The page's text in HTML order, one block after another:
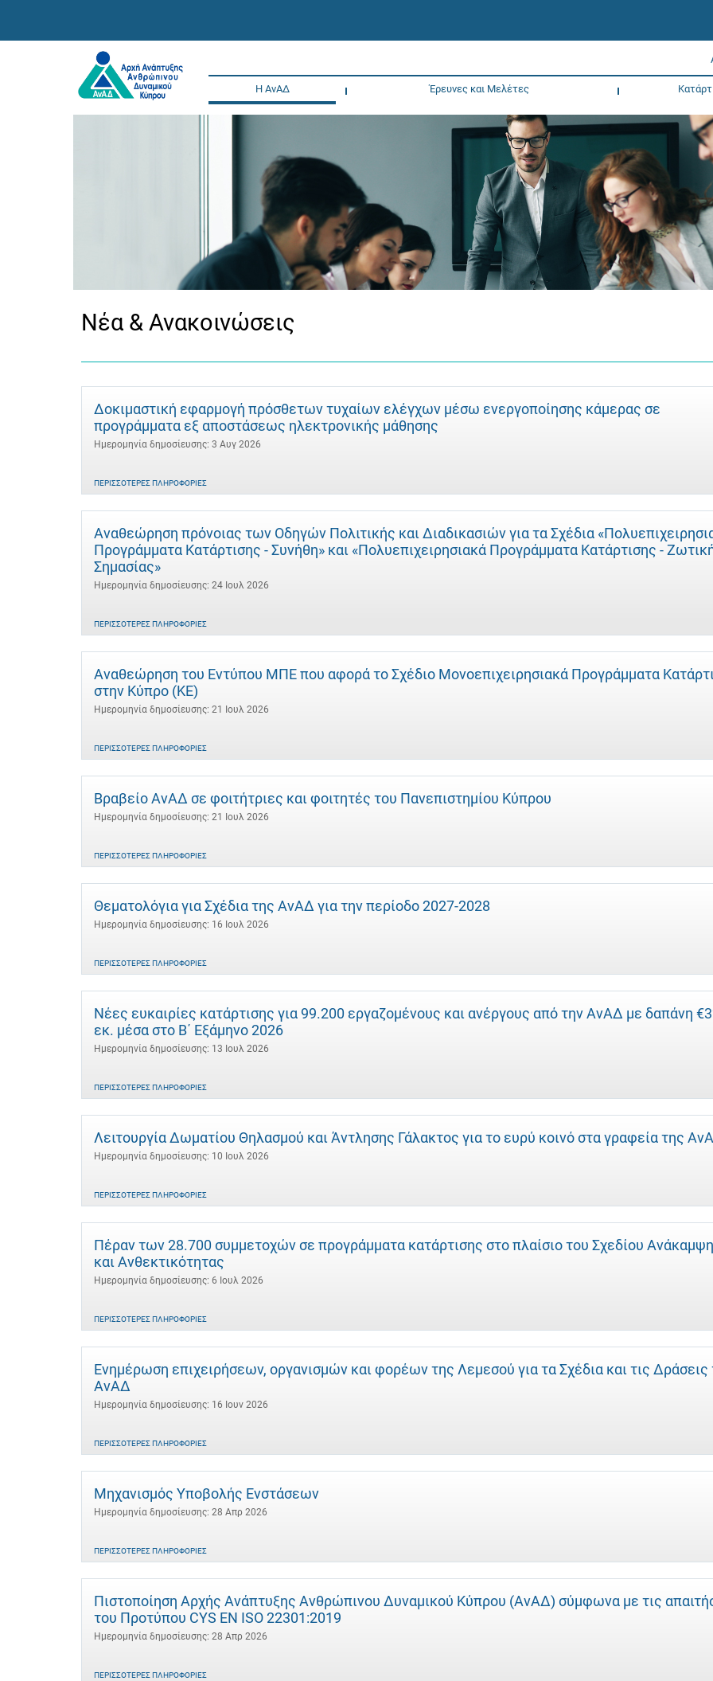
Η ΑνΑΔ Έρευνες και Μελέτες
Νέα & Ανακοινώσεις
Δοκιμαστική εφαρμογή πρόσθετων τυχαίων ελέγχων μέσω ενεργοποίησης κάμερας σε
προγράμματα εξ αποστάσεως ηλεκτρονικής μάθησης
Ημερομηνία δημοσίευσης: 3 Αυγ 2026
ΠΕΡΙΣΣΌΤΕΡΕΣ ΠΛΗΡΟΦΟΡΊΕΣ
Αναθεώρηση πρόνοιας των Οδηγών Πολιτικής και Διαδικασιών για τα Σχέδια
Προγράμματα Κατάρτισης - Συνήθη» και «Πολυεπιχειρησιακά Προγράμματα Κατάρτισης -
Σημασίας»
Ημερομηνία δημοσίευσης: 24 Ιουλ 2026
ΠΕΡΙΣΣΌΤΕΡΕΣ ΠΛΗΡΟΦΟΡΊΕΣ
Αναθεώρηση του Εντύπου ΜΠΕ που αφορά το Σχέδιο Μονοεπιχειρησιακά Προγράμματα
στην Κύπρο (ΚΕ)
Ημερομηνία δημοσίευσης: 21 Ιουλ 2026
ΠΕΡΙΣΣΌΤΕΡΕΣ ΠΛΗΡΟΦΟΡΊΕΣ
Βραβείο ΑνΑΔ σε φοιτήτριες και φοιτητές του Πανεπιστημίου Κύπρου
Ημερομηνία δημοσίευσης: 21 Ιουλ 2026
ΠΕΡΙΣΣΌΤΕΡΕΣ ΠΛΗΡΟΦΟΡΊΕΣ
Θεματολόγια για Σχέδια της ΑνΑΔ για την περίοδο 2027-2028
Ημερομηνία δημοσίευσης: 16 Ιουλ 2026
ΠΕΡΙΣΣΌΤΕΡΕΣ ΠΛΗΡΟΦΟΡΊΕΣ
Νέες ευκαιρίες κατάρτισης για 99.200 εργαζομένους και ανέργους από την ΑνΑΔ με δαπάνη
εκ. μέσα στο Β΄ Εξάμηνο 2026
Ημερομηνία δημοσίευσης: 13 Ιουλ 2026
ΠΕΡΙΣΣΌΤΕΡΕΣ ΠΛΗΡΟΦΟΡΊΕΣ
Λειτουργία Δωματίου Θηλασμού και Άντλησης Γάλακτος για το ευρύ κοινό στα γραφεία της
Ημερομηνία δημοσίευσης: 10 Ιουλ 2026
ΠΕΡΙΣΣΌΤΕΡΕΣ ΠΛΗΡΟΦΟΡΊΕΣ
Πέραν των 28.700 συμμετοχών σε προγράμματα κατάρτισης στο πλαίσιο του Σχεδίου
και Ανθεκτικότητας
Ημερομηνία δημοσίευσης: 6 Ιουλ 2026
ΠΕΡΙΣΣΌΤΕΡΕΣ ΠΛΗΡΟΦΟΡΊΕΣ
Ενημέρωση επιχειρήσεων, οργανισμών και φορέων της Λεμεσού για τα Σχέδια και τις Δράσεις
ΑνΑΔ
Ημερομηνία δημοσίευσης: 16 Ιουν 2026
ΠΕΡΙΣΣΌΤΕΡΕΣ ΠΛΗΡΟΦΟΡΊΕΣ
Μηχανισμός Υποβολής Ενστάσεων
Ημερομηνία δημοσίευσης: 28 Απρ 2026
ΠΕΡΙΣΣΌΤΕΡΕΣ ΠΛΗΡΟΦΟΡΊΕΣ
Πιστοποίηση Αρχής Ανάπτυξης Ανθρώπινου Δυναμικού Κύπρου (ΑνΑΔ) σύμφωνα με τις
του Προτύπου CYS EN ISO 22301:2019
Ημερομηνία δημοσίευσης: 28 Απρ 2026
ΠΕΡΙΣΣΌΤΕΡΕΣ ΠΛΗΡΟΦΟΡΊΕΣ